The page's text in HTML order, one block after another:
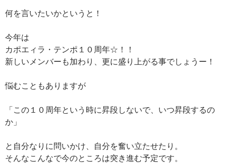
何を言いたいかというと！
今年は
カポエィラ・テンポ１０周年☆！！
新しいメンバーも加わり、更に盛り上がる事でしょうー！
悩むこともありますが
「この１０周年という時に昇段しないで、いつ昇段するの
か」
と自分なりに問いかけ、自分を奮い立たせたり。
そんなこんなで今のところは突き進む予定です。